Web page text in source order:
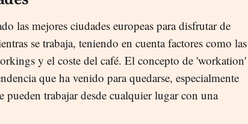
las mejores ciudades europeas para disfrutar de
se trabaja, teniendo en cuenta factores como las
y el coste del café. El concepto de 'workation'
que ha venido para quedarse, especialmente
pueden trabajar desde cualquier lugar con una